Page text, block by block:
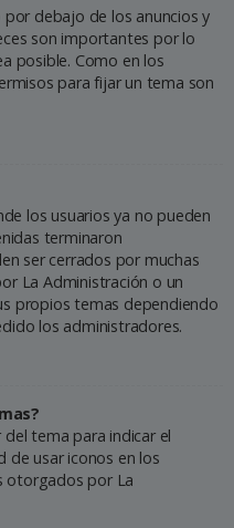
debajo de los anuncios y
son importantes por lo
posible. Como en los
para fijar un tema son
los usuarios ya no pueden
terminaron
ser cerrados por muchas
La Administración o un
propios temas dependiendo
los administradores.
tema para indicar el
de usar iconos en los
otorgados por La